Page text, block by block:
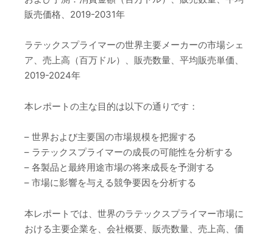
販売価格、2019-2031年
ラテックスプライマーの世界主要メーカーの市場シェ
ア、売上高（百万ドル）、販売数量、平均販売単価、
2019-2024年
本レポートの主な目的は以下の通りです：
– 世界および主要国の市場規模を把握する
– ラテックスプライマーの成長の可能性を分析する
– 各製品と最終用途市場の将来成長を予測する
– 市場に影響を与える競争要因を分析する
本レポートでは、世界のラテックスプライマー市場に
おける主要企業を、会社概要、販売数量、売上高、価